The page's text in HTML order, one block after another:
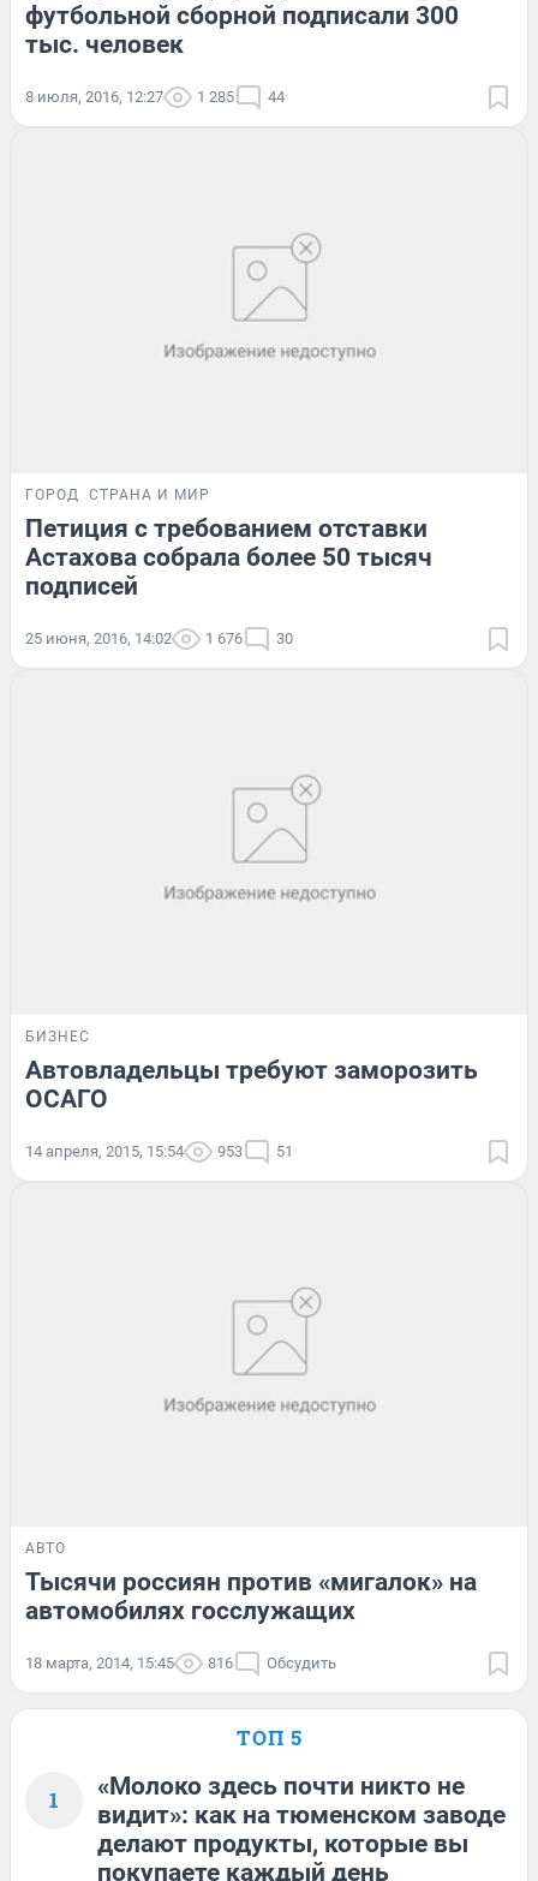
футбольной сборной подписали 300
тыс. человек
8 июля, 2016, 12:27 1 285 44
ГОРОД СТРАНА И МИР
Петиция с требованием отставки
Астахова собрала более 50 тысяч
подписей
25 июня, 2016, 14:02 1 676 30
БИЗНЕС
Автовладельцы требуют заморозить
ОСАГО
14 апреля, 2015, 15:54 953 51
АВТО
Тысячи россиян против «мигалок» на
автомобилях госслужащих
18 марта, 2014, 15:45 816 Обсудить
ТОП 5
1
«Молоко здесь почти никто не
видит»: как на тюменском заводе
делают продукты, которые вы
покупаете каждый день